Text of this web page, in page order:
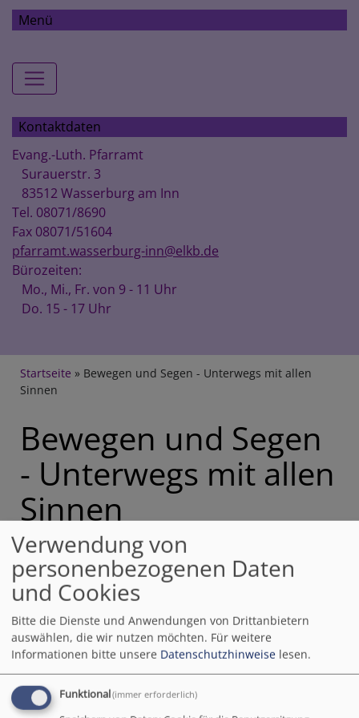
Menü
Hauptnavigation
Kontaktdaten
Evang.-Luth. Pfarramt
Surauerstr. 3
83512 Wasserburg am Inn
Tel. 08071/8690
Fax 08071/51604
pfarramt.wasserburg-inn@elkb.de
Bürozeiten:
Mo., Mi., Fr. von 9 - 11 Uhr
Do. 15 - 17 Uhr
Breadcrumb
Startseite
Bewegen und Segen - Unterwegs mit allen
Sinnen
Bewegen und Segen
- Unterwegs mit allen
Sinnen
Unter dieser
Überschrift findet am
Pilgertagfür Frauen im
Dekanat Rosenheim
statt. Start ist im 9.20
Uhr an unserer
Christukirche in
Verwendung von
personenbezogenen Daten
und Cookies
Bitte die Dienste und Anwendungen von Drittanbietern
auswählen, die wir nutzen möchten. Für weitere
Informationen bitte unsere Datenschutzhinweise lesen.
Funktional(immer erforderlich)